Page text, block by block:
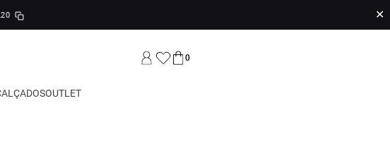
✕
0
OUTLET